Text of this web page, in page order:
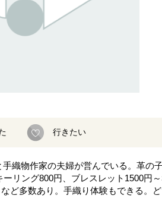
行きたい
織物作家の夫婦が営んでいる。革の
リング800円、ブレスレット1500円
ど多数あり。手織り体験もできる。